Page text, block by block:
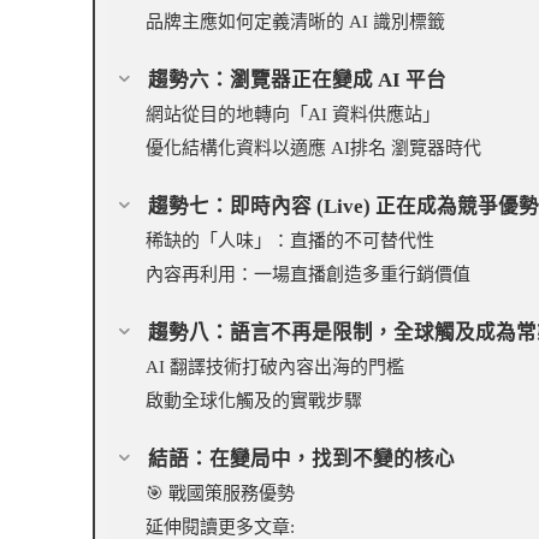
品牌主應如何定義清晰的 AI 識別標籤
趨勢六：瀏覽器正在變成 AI 平台
網站從目的地轉向「AI 資料供應站」
優化結構化資料以適應 AI排名 瀏覽器時代
趨勢七：即時內容 (Live) 正在成為競爭優勢
稀缺的「人味」：直播的不可替代性
內容再利用：一場直播創造多重行銷價值
趨勢八：語言不再是限制，全球觸及成為
AI 翻譯技術打破內容出海的門檻
啟動全球化觸及的實戰步驟
結語：在變局中，找到不變的核心
🎯 戰國策服務優勢
延伸閱讀更多文章: